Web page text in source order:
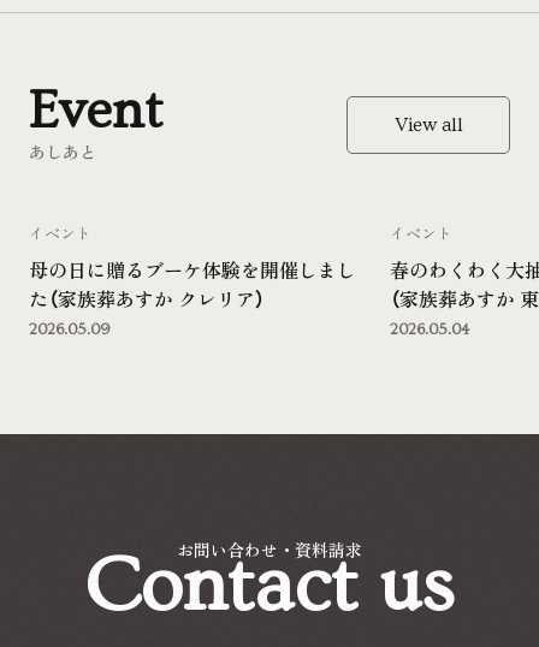
あしあと
Event View all
母の日に贈るブーケ体験を開催しまし
た（家族葬あすか クレリア）
イベント
2026.05.09
春のわくわく大
（家族葬あすか
イベント
2026.05.04
お問い合わせ・資料請求
Contact us